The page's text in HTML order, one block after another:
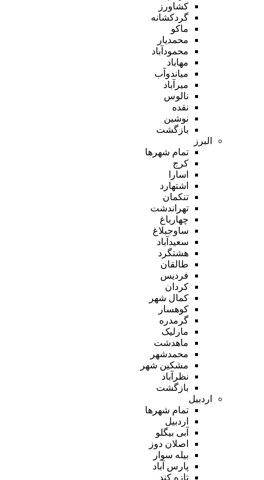
کشاورز
گردکشانه
ماکو
محمدیار
محمودآباد
مهاباد
میاندوآب
میرآباد
نالوس
نقده
نوشین
بازگشت
البرز
تمام شهر‌ها
کرج
اسارا
اشتهارد
تنکمان
تهراندشت
چهارباغ
ساوجبلاغ
سعیدآباد
هشتگرد
طالقان
فردیس
کردان
کمال شهر
کوهسار
گرمدره
مارلیک
ماهدشت
محمدشهر
مشکین شهر
نظرآباد
بازگشت
اردبیل
تمام شهر‌ها
اردبیل
آبی بیگلو
اصلان دوز
بیله سوار
پارس آباد
تازه کند